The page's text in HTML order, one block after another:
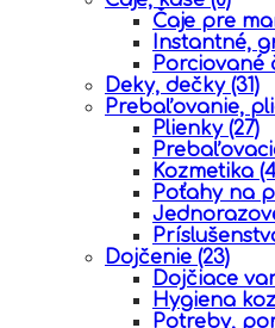
Čaje pre
Instantné,
Porciované
Deky, dečky (31)
Prebaľovanie,
Plienky (27)
Kozmetika
Poťahy na
Dojčenie (23)
Dojčiace
Hygiena
Potreby,